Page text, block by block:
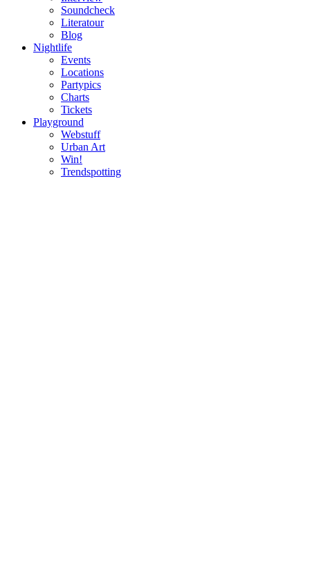
Soundcheck
Literatour
Blog
Nightlife
Events
Locations
Partypics
Charts
Tickets
Playground
Webstuff
Urban Art
Win!
Trendspotting